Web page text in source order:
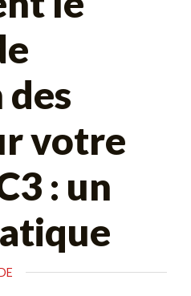
des
votre
: un